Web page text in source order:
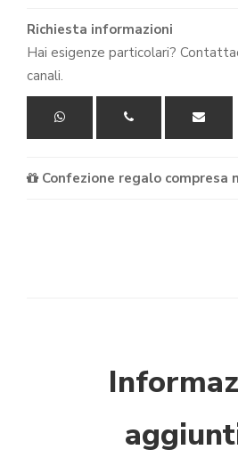
Richiesta informazioni
Hai esigenze particolari?
canali.
Confezione regalo compresa